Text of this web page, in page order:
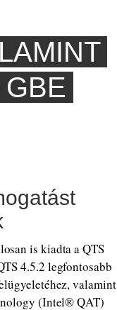
GBE
is kiadta a QTS
4.5.2 legfontosabb
valamint
(Intel® QAT)